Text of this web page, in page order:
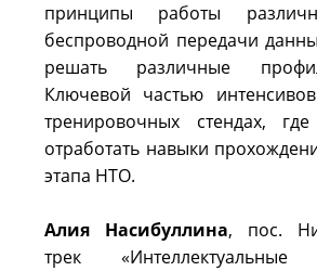
принципы работы
беспроводной передачи
решать различные
Ключевой частью
тренировочных стендах,
отработать навыки
этапа НТО.
Алия Насибуллина, пос.
трек «Интеллектуальные